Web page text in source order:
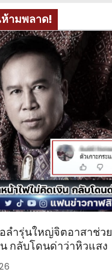
ามพลาด!
ลำรุ่นใหญ่จิตอาสาช่วย
กลับโดนด่าว่าหิวแสง